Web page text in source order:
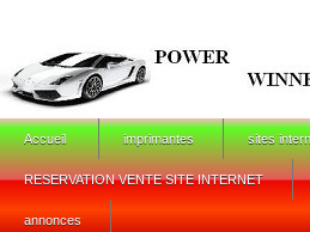
Accueil imprimantes sites
RESERVATION VENTE SITE INTERNET
annonces